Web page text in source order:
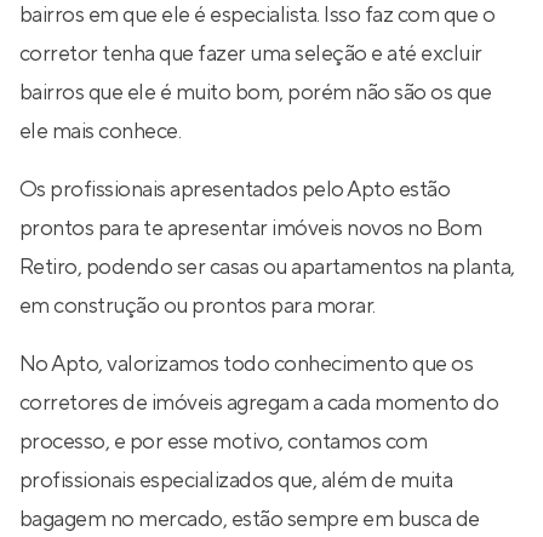
bairros em que ele é especialista. Isso faz com que o
corretor tenha que fazer uma seleção e até excluir
bairros que ele é muito bom, porém não são os que
ele mais conhece.
Os profissionais apresentados pelo Apto estão
prontos para te apresentar imóveis novos no Bom
Retiro, podendo ser casas ou apartamentos na planta,
em construção ou prontos para morar.
No Apto, valorizamos todo conhecimento que os
corretores de imóveis agregam a cada momento do
processo, e por esse motivo, contamos com
profissionais especializados que, além de muita
bagagem no mercado, estão sempre em busca de